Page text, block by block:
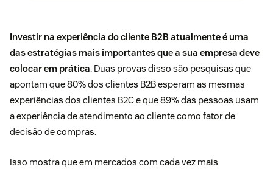
Investir na experiência do cliente B2B atualmente é uma
das estratégias mais importantes que a sua empresa deve
colocar em prática. Duas provas disso são pesquisas que
apontam que80% dos clientes B2Besperam as mesmas
experiências dos clientes B2C e que89% das pessoas usam
a experiência de atendimento ao cliente como fator de
decisão de compras.
Isso mostra que em mercados com cada vez mais